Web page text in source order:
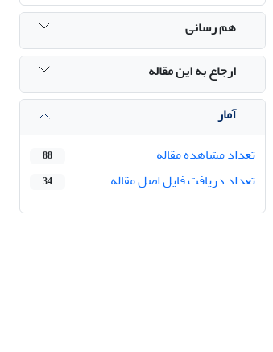
هم رسانی
ارجاع به این مقاله
آمار
تعداد مشاهده مقاله
88
تعداد دریافت فایل اصل مقاله 34